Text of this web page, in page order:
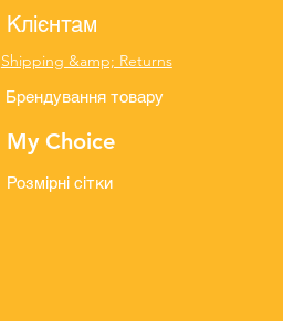
Клієнтам
Shipping &amp; Returns
Брендування товару
My Choice
Розмірні сітки